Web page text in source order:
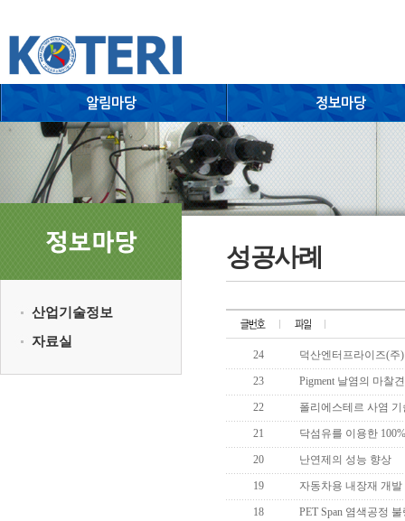
산업기술정보
자료실
성공사례
24 덕산엔터프라이즈(주)
23 Pigment 날염의 마찰
22 폴리에스테르 사염
21 닥섬유를 이용한
20 난연제의 성능 향상
19 자동차용 내장재 개발
18 PET Span 염색공정